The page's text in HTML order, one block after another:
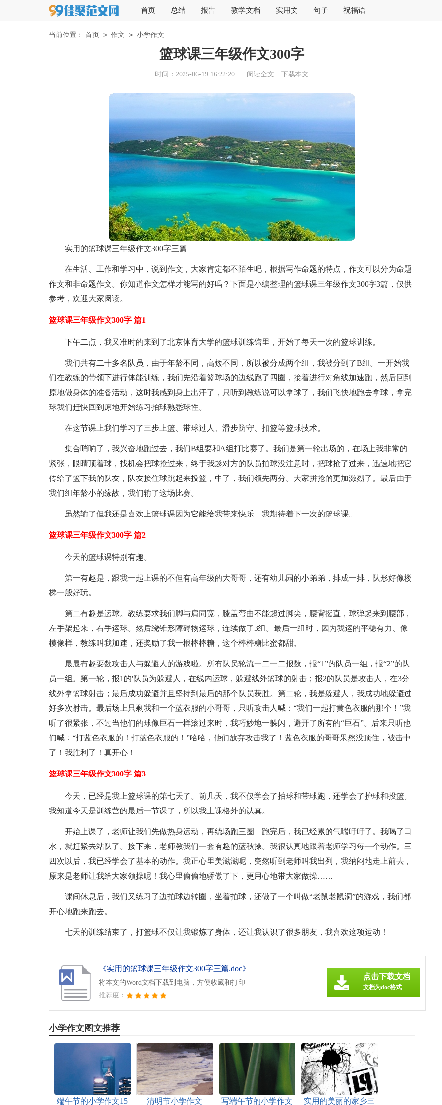
首页 总结 报告 教学文档 实用文 句子 祝福语
当前位置： 首页 > 作文 > 小学作文
篮球课三年级作文300字
时间：2025-06-19 16:22:20 阅读全文 下载本文
实用的篮球课三年级作文300字三篇
在生活、工作和学习中，说到作文，大家肯定都不陌生吧，根据写作命题的特点，作文可以分为命题
作文和非命题作文。你知道作文怎样才能写的好吗？下面是小编整理的篮球课三年级作文300字3篇，仅供
参考，欢迎大家阅读。
篮球课三年级作文300字 篇1
下午二点，我又准时的来到了北京体育大学的篮球训练馆里，开始了每天一次的篮球训练。
我们共有二十多名队员，由于年龄不同，高矮不同，所以被分成两个组，我被分到了B组。一开始我
们在教练的带领下进行体能训练，我们先沿着篮球场的边线跑了四圈，接着进行对角线加速跑，然后回到
原地做身体的准备活动，这时我感到身上出汗了，只听到教练说可以拿球了，我们飞快地跑去拿球，拿完
球我们赶快回到原地开始练习拍球熟悉球性。
在这节课上我们学习了三步上篮、带球过人、滑步防守、扣篮等篮球技术。
集合哨响了，我兴奋地跑过去，我们B组要和A组打比赛了。我们是第一轮出场的，在场上我非常的
紧张，眼睛顶着球，找机会把球抢过来，终于我趁对方的队员拍球没注意时，把球抢了过来，迅速地把它
传给了篮下我的队友，队友接住球跳起来投篮，中了，我们领先两分。大家拼抢的更加激烈了。最后由于
我们组年龄小的缘故，我们输了这场比赛。
虽然输了但我还是喜欢上篮球课因为它能给我带来快乐，我期待着下一次的篮球课。
篮球课三年级作文300字 篇2
今天的篮球课特别有趣。
第一有趣是，跟我一起上课的不但有高年级的大哥哥，还有幼儿园的小弟弟，排成一排，队形好像楼
梯一般好玩。
第二有趣是运球。教练要求我们脚与肩同宽，膝盖弯曲不能超过脚尖，腰背挺直，球弹起来到腰部，
左手架起来，右手运球。然后绕锥形障碍物运球，连续做了3组。最后一组时，因为我运的平稳有力、像
模像样，教练叫我加速，还奖励了我一根棒棒糖，这个棒棒糖比蜜都甜。
最最有趣要数攻击人与躲避人的游戏啦。所有队员轮流一二一二报数，报“1”的队员一组，报“2”的队
员一组。第一轮，报1的'队员为躲避人，在线内运球，躲避线外篮球的射击；报2的队员是攻击人，在3分
线外拿篮球射击；最后成功躲避并且坚持到最后的那个队员获胜。第二轮，我是躲避人，我成功地躲避过
好多次射击。最后场上只剩我和一个蓝衣服的小哥哥，只听攻击人喊：“我们一起打黄色衣服的那个！”我
听了很紧张，不过当他们的球像巨石一样滚过来时，我巧妙地一躲闪，避开了所有的“巨石”。后来只听他
们喊：“打蓝色衣服的！打蓝色衣服的！”哈哈，他们放弃攻击我了！蓝色衣服的哥哥果然没顶住，被击中
了！我胜利了！真开心！
篮球课三年级作文300字 篇3
今天，已经是我上篮球课的第七天了。前几天，我不仅学会了拍球和带球跑，还学会了护球和投篮。
我知道今天是训练营的最后一节课了，所以我上课格外的认真。
开始上课了，老师让我们先做热身运动，再绕场跑三圈，跑完后，我已经累的气喘吁吁了。我喝了口
水，就赶紧去站队了。接下来，老师教我们一套有趣的蓝秋操。我很认真地跟着老师学习每一个动作。三
四次以后，我已经学会了基本的动作。我正心里美滋滋呢，突然听到老师叫我出列，我纳闷地走上前去，
原来是老师让我给大家领操呢！我心里偷偷地骄傲了下，更用心地带大家做操……
课间休息后，我们又练习了边拍球边转圈，坐着拍球，还做了一个叫做“老鼠老鼠洞”的游戏，我们都
开心地跑来跑去。
七天的训练结束了，打篮球不仅让我锻炼了身体，还让我认识了很多朋友，我喜欢这项运动！
《实用的篮球课三年级作文300字三篇.doc》
将本文的Word文档下载到电脑，方便收藏和打印
推荐度：
点击下载文档
文档为doc格式
小学作文图文推荐
端午节的小学作文15 清明节小学作文 写端午节的小学作文 实用的美丽的家乡三